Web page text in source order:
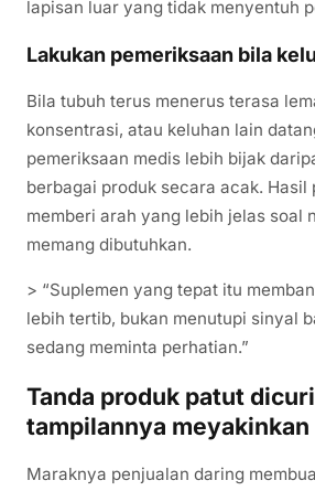
lapisan luar yang tidak menyentuh
Lakukan pemeriksaan bila
Bila tubuh terus menerus terasa
konsentrasi, atau keluhan lain
pemeriksaan medis lebih bijak
berbagai produk secara acak. Hasil
memberi arah yang lebih jelas soal
memang dibutuhkan.
> “Suplemen yang tepat itu
lebih tertib, bukan menutupi sinyal
sedang meminta perhatian.”
Tanda produk patut
tampilannya meyakinkan
Maraknya penjualan daring